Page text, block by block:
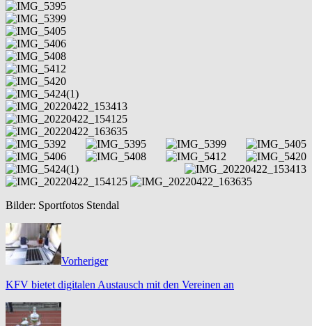
Bilder: Sportfotos Stendal
Vorheriger
KFV bietet digitalen Austausch mit den Vereinen an